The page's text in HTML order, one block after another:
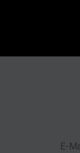
E-